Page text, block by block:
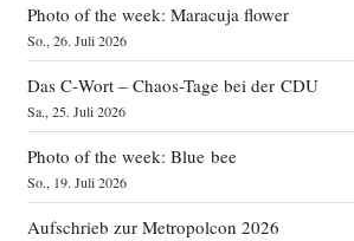
Photo of the week: Maracuja flower
So., 26. Juli 2026
Das C‑Wort – Chaos-Tage bei der CDU
Sa., 25. Juli 2026
Photo of the week: Blue bee
So., 19. Juli 2026
Aufschrieb zur Metropolcon 2026